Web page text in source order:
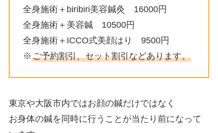
全身施術＋biribiri美容鍼灸 16000円
全身施術＋美容鍼 10500円
全身施術＋ICCO式美顔はり 9500円
※ご予約割引、セット割引などあります。
東京や大阪市内ではお顔の鍼だけではなく
お身体の鍼を同時に行うことが当たり前になって